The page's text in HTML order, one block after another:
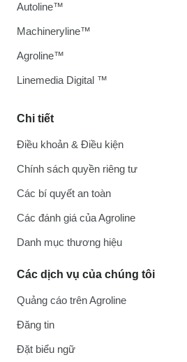
Chi tiết
Điều khoản & Điều kiện
Chính sách quyền riêng tư
Các bí quyết an toàn
Các đánh giá của Agroline
Danh mục thương hiệu
Các dịch vụ của chúng tôi
Quảng cáo trên Agroline
Đăng tin
Đặt biểu ngữ
Autoline™
Machineryline™
Agroline™
Linemedia Digital ™